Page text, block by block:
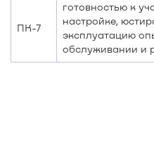
ПК-7
готовностью к
настройке,
эксплуатацию
обслуживании и